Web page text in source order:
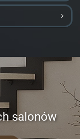
salonów